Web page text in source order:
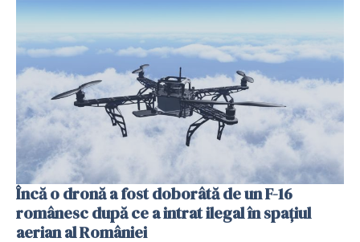
Încă o dronă a fost doborâtă de un F-16
românesc după ce a intrat ilegal în spațiul
aerian al României